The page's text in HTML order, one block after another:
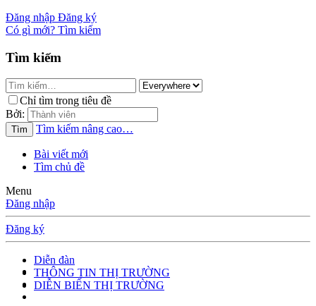
Đăng nhập Đăng ký
Có gì mới? Tìm kiếm
Tìm kiếm
Chỉ tìm trong tiêu đề
Bởi:
Tìm Tìm kiếm nâng cao…
Bài viết mới
Tìm chủ đề
Menu
Đăng nhập
Đăng ký
Diễn đàn
THÔNG TIN THỊ TRƯỜNG
DIỄN BIẾN THỊ TRƯỜNG